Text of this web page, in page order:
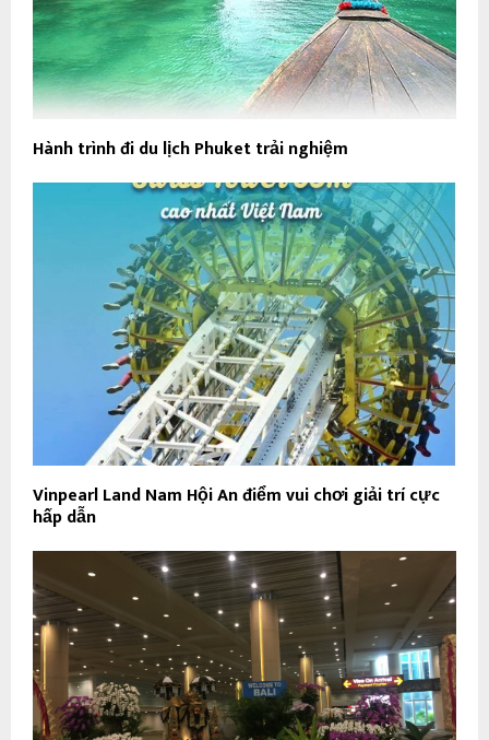
Hành trình đi du lịch Phuket trải nghiệm
Vinpearl Land Nam Hội An điểm vui chơi giải trí cực
hấp dẫn